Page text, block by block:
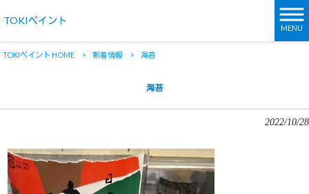
TOKIペイント
MENU
TOKIペイント HOME > 新着情報 > 海苔
海苔
2022/10/28